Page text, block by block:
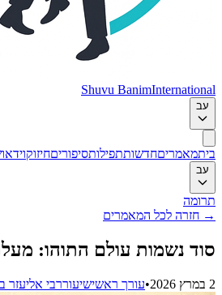
Shuvu BanimInternational
עב
ביתמאמריםחדשותתפילותסיפוריםחיזוקוידאו
עב
תרומה
→ חזרה לכל המאמרים
סוד נשמות עולם התוהו:
2 במרץ 2026 •עורך ראשישיעוררבי אליעזר